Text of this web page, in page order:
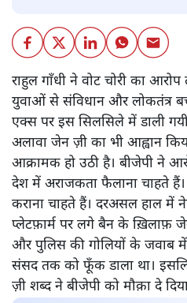
राहुल गाँधी ने वोट चोरी का
युवाओं से संविधान और लोकतंत्र
एक्स पर इस सिलसिले में डाली
अलावा जेन ज़ी का भी आह्वान
आक्रामक हो उठी है। बीजेपी ने
देश में अराजकता फैलाना चाहते
कराना चाहते हैं। दरअसल हाल में
प्लेटफ़ार्म पर लगे बैन के ख़िलाफ़
और पुलिस की गोलियों के जवाब
संसद तक को फूँक डाला था।
ज़ी शब्द ने बीजेपी को मौक़ा दे